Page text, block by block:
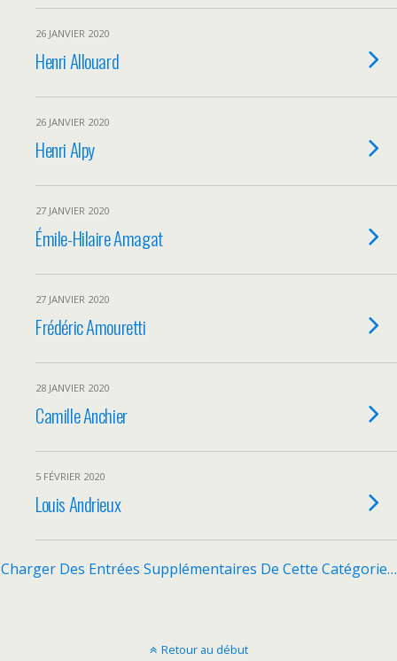
26 JANVIER 2020
Henri Allouard
26 JANVIER 2020
Henri Alpy
27 JANVIER 2020
Émile-Hilaire Amagat
27 JANVIER 2020
Frédéric Amouretti
28 JANVIER 2020
Camille Anchier
5 FÉVRIER 2020
Louis Andrieux
Charger Des Entrées Supplémentaires De Cette Catégorie…
Retour au début